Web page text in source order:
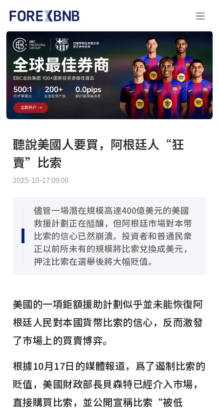
聽說美國人要買，阿根廷人“狂
賣”比索
2025-10-17 09:00
儘管一場潛在規模高達400億美元的美國
救援計劃正在醞釀，但阿根廷市場對本幣
比索的信心已然崩潰。投資者和普通民衆
正以前所未有的規模將比索兌換成美元，
押注比索在選舉後將大幅貶值。
美國的一項鉅額援助計劃似乎並未能恢復阿
根廷人民對本國貨幣比索的信心，反而激發
了市場上的買賣博弈。
根據10月17日的媒體報道，爲了遏制比索的
貶值，美國財政部長貝森特已經介入市場，
直接購買比索，並公開宣稱比索“被低